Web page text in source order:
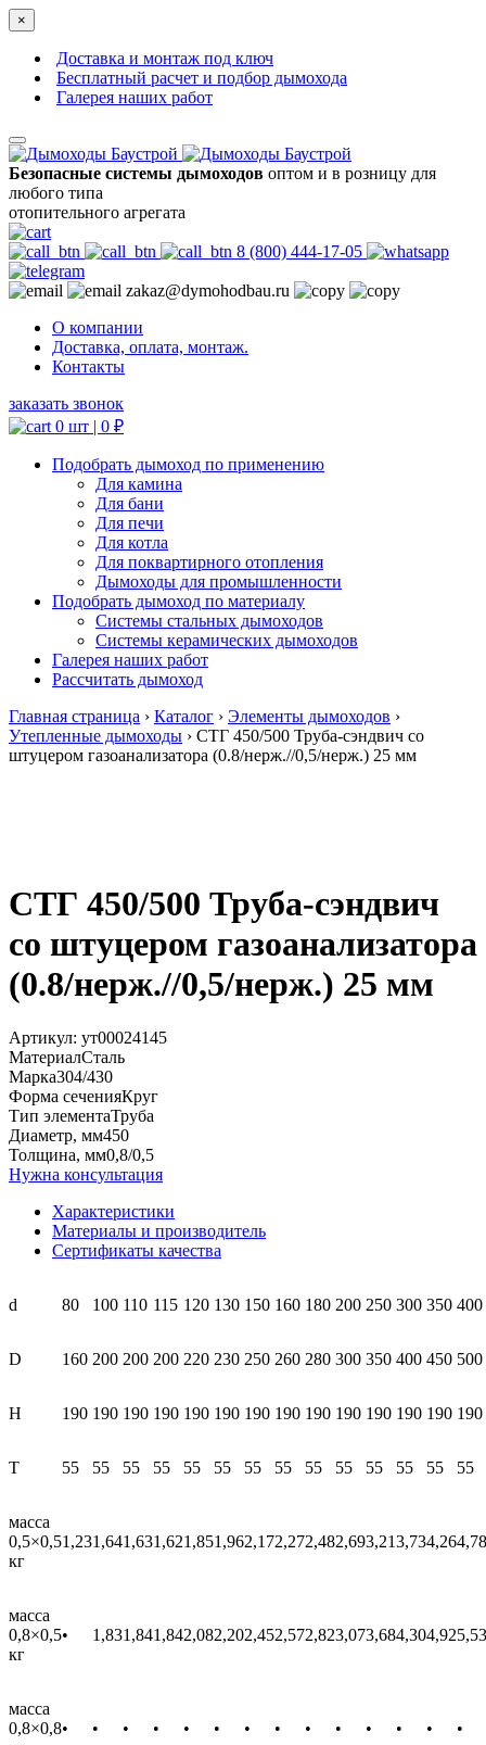
×
Доставка и монтаж под ключ
Бесплатный расчет и подбор дымохода
Галерея наших работ
Безопасные системы дымоходов оптом и в розницу для
любого типа
отопительного агрегата
8 (800) 444-17-05
zakaz@dymohodbau.ru
О компании
Доставка, оплата, монтаж.
Контакты
заказать звонок
0 шт | 0 ₽
Подобрать дымоход по применению
Для камина
Для бани
Для печи
Для котла
Для поквартирного отопления
Дымоходы для промышленности
Подобрать дымоход по материалу
Системы стальных дымоходов
Системы керамических дымоходов
Галерея наших работ
Рассчитать дымоход
Главная страница › Каталог › Элементы дымоходов ›
Утепленные дымоходы › СТГ 450/500 Труба-сэндвич со
штуцером газоанализатора (0.8/нерж.//0,5/нерж.) 25 мм
СТГ 450/500 Труба-сэндвич
со штуцером газоанализатора
(0.8/нерж.//0,5/нерж.) 25 мм
Артикул: ут00024145
МатериалСталь
Марка304/430
Форма сеченияКруг
Тип элементаТруба
Диаметр, мм450
Толщина, мм0,8/0,5
Нужна консультация
Характеристики
Материалы и производитель
Сертификаты качества
d 80 100 110 115 120 130 150 160 180 200 250 300 350 400
D 160 200 200 200 220 230 250 260 280 300 350 400 450 500
H 190 190 190 190 190 190 190 190 190 190 190 190 190 190
T 55 55 55 55 55 55 55 55 55 55 55 55 55 55
масса
0,5×0,5
кг
1,231,641,631,621,851,962,172,272,482,693,213,734,264,78
масса
0,8×0,5
кг
• 1,831,841,842,082,202,452,572,823,073,684,304,925,53
масса
0,8×0,8• • • • • • • • • • • • • •